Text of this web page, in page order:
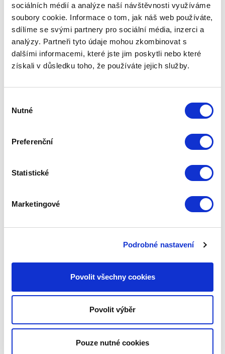
sociálních médií a analýze naší návštěvnosti využíváme
soubory cookie. Informace o tom, jak náš web používáte,
sdílíme se svými partnery pro sociální média, inzerci a
analýzy. Partneři tyto údaje mohou zkombinovat s
dalšími informacemi, které jste jim poskytli nebo které
získali v důsledku toho, že používáte jejich služby.
souhlasu
Nutné
Preferenční
Statistické
Marketingové
Podrobné nastavení
Povolit všechny cookies
Povolit výběr
Pouze nutné cookies
Nutné cookies pomáhají, aby byla webová stránka
použitelná tak, že umožní základní funkce jako
navigace stránky a přístup k zabezpečeným sekcím
webové stránky. Webová stránka nemůže správně
fungovat bez těchto cookies.
skladování
nsent
beneficial for the
website, in order
to make valid
Trvalé
distinguish